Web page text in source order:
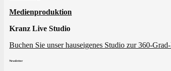
Medienproduktion
Kranz Live Studio
Buchen Sie unser hauseigenes Studio zur 360-
Newsletter